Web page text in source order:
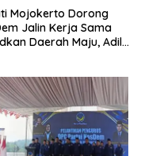
Mojokerto Dorong
Jalin Kerja Sama
Daerah Maju, Adil,